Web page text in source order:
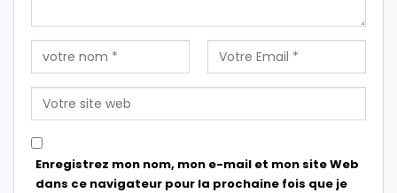
Enregistrez mon nom, mon e-mail et mon site Web
dans ce navigateur pour la prochaine fois que je